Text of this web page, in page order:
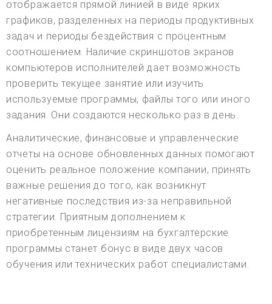
отображается прямой линией в виде ярких
графиков, разделенных на периоды продуктивных
задач и периоды бездействия с процентным
соотношением. Наличие скриншотов экранов
компьютеров исполнителей дает возможность
проверить текущее занятие или изучить
используемые программы, файлы того или иного
задания. Они создаются несколько раз в день.
Аналитические, финансовые и управленческие
отчеты на основе обновленных данных помогают
оценить реальное положение компании, принять
важные решения до того, как возникнут
негативные последствия из-за неправильной
стратегии. Приятным дополнением к
приобретенным лицензиям на бухгалтерские
программы станет бонус в виде двух часов
обучения или технических работ специалистами.